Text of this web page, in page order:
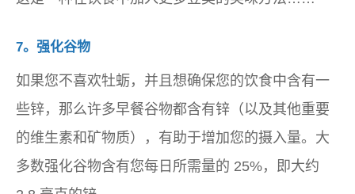
7。强化谷物
如果您不喜欢牡蛎，并且想确保您的饮食中含有一
些锌，那么许多早餐谷物都含有锌（以及其他重要
的维生素和矿物质），有助于增加您的摄入量。大
多数强化谷物含有您每日所需量的 25%，即大约